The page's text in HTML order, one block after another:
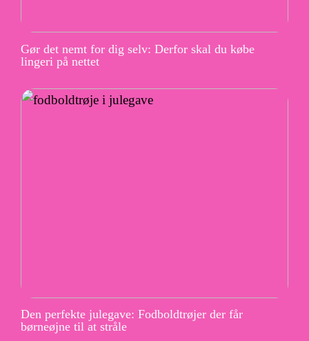
Gør det nemt for dig selv: Derfor skal du købe
lingeri på nettet
Den perfekte julegave: Fodboldtrøjer der får
børneøjne til at stråle